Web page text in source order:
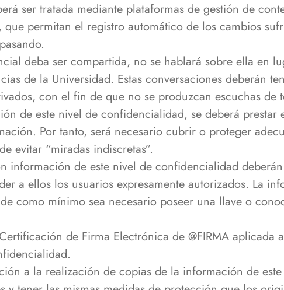
ser tratada mediante plataformas de gestión de
que permitan el registro automático de los cambios
deba ser compartida, no se hablará sobre ella en
de la Universidad. Estas conversaciones deberán
con el fin de que no se produzcan escuchas de
de este nivel de confidencialidad, se deberá prestar
Por tanto, será necesario cubrir o proteger
evitar “miradas indiscretas”.
información de este nivel de confidencialidad
a ellos los usuarios expresamente autorizados. La
como mínimo sea necesario poseer una llave o
de Firma Electrónica de @FIRMA
a la realización de copias de la información de